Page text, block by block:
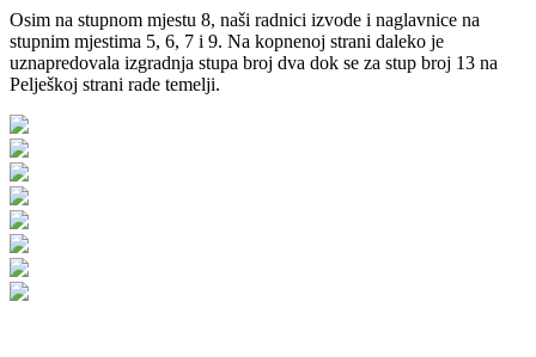
Osim na stupnom mjestu 8, naši radnici izvode i naglavnice na
stupnim mjestima 5, 6, 7 i 9. Na kopnenoj strani daleko je
uznapredovala izgradnja stupa broj dva dok se za stup broj 13 na
Pelješkoj strani rade temelji.